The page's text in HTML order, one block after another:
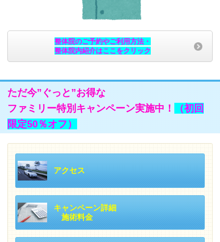
整体院のご予約やご利用方法・
整体院内紹介はここをクリック
ただ今”ぐっと”お得な
ファミリー特別キャンペーン実施中！
（初回
限定50％オフ）
アクセス
キャンペーン詳細
施術料金